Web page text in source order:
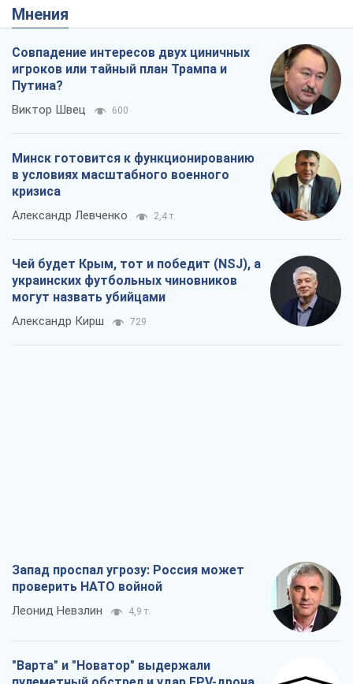
Мнения
Совпадение интересов двух циничных
игроков или тайный план Трампа и
Путина?
Виктор Швец 600
Минск готовится к функционированию
в условиях масштабного военного
кризиса
Александр Левченко 2,4 т.
Чей будет Крым, тот и победит (NSJ), а
украинских футбольных чиновников
могут назвать убийцами
Александр Кирш 729
Запад проспал угрозу: Россия может
проверить НАТО войной
Леонид Невзлин 4,9 т.
"Варта" и "Новатор" выдержали